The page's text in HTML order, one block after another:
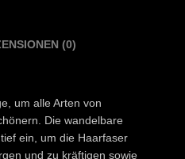
(0)
um alle Arten von
Die wandelbare
ein, um die Haarfaser
und zu kräftigen sowie